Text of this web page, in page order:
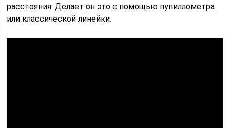
расстояния. Делает он это с помощью пупиллометра
или классической линейки.